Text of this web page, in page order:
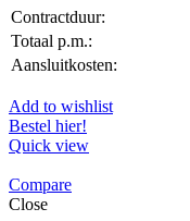
Contractduur:
Totaal p.m.:
Aansluitkosten:
Add to wishlist
Bestel hier!
Quick view
Compare
Close